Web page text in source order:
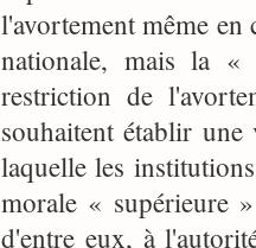
l'avortement même
nationale, mais la «
restriction de
souhaitent établir
laquelle les
morale « supérieure
d'entre eux, à